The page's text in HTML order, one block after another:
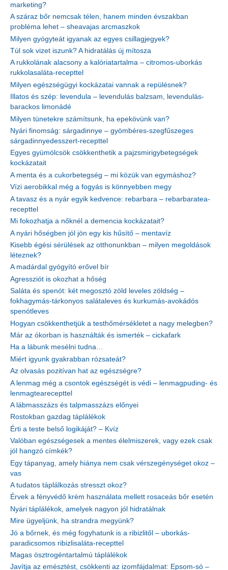
marketing?
A száraz bőr nemcsak télen, hanem minden évszakban
probléma lehet – sheavajas arcmaszkok
Milyen gyógyteát igyanak az egyes csillagjegyek?
Túl sok vizet iszunk? A hidratálás új mítosza
A rukkolának alacsony a kalóriatartalma – citromos-uborkás
rukkolasaláta-recepttel
Milyen egészségügyi kockázatai vannak a repülésnek?
Illatos és szép: levendula – levendulás balzsam, levendulás-
barackos limonádé
Milyen tünetekre számítsunk, ha epekövünk van?
Nyári finomság: sárgadinnye – gyömbéres-szegfűszeges
sárgadinnyedesszert-recepttel
Egyes gyümölcsök csökkenthetik a pajzsmirigybetegségek
kockázatait
A menta és a cukorbetegség – mi közük van egymáshoz?
Vízi aerobikkal még a fogyás is könnyebben megy
A tavasz és a nyár egyik kedvence: rebarbara – rebarbaratea-
recepttel
Mi fokozhatja a nőknél a demencia kockázatait?
A nyári hőségben jól jön egy kis hűsítő – mentavíz
Kisebb égési sérülések az otthonunkban – milyen megoldások
léteznek?
A madárdal gyógyító erővel bír
Agressziót is okozhat a hőség
Saláta és spenót: két megosztó zöld leveles zöldség –
fokhagymás-tárkonyos salátaleves és kurkumás-avokádós
spenótleves
Hogyan csökkenthetjük a testhőmérsékletet a nagy melegben?
Már az ókorban is használták és ismerték – cickafark
Ha a lábunk mesélni tudna…
Miért igyunk gyakrabban rózsateát?
Az olvasás pozitívan hat az egészségre?
A lenmag még a csontok egészségét is védi – lenmagpuding- és
lenmagtearecepttel
A lábmasszázs és talpmasszázs előnyei
Rostokban gazdag táplálékok
Érti a teste belső logikáját? – Kvíz
Valóban egészségesek a mentes élelmiszerek, vagy ezek csak
jól hangzó címkék?
Egy tápanyag, amely hiánya nem csak vérszegénységet okoz –
vas
A tudatos táplálkozás stresszt okoz?
Érvek a fényvédő krém használata mellett rosaceás bőr esetén
Nyári táplálékok, amelyek nagyon jól hidratálnak
Mire ügyeljünk, ha strandra megyünk?
Jó a bőrnek, és még fogyhatunk is a ribizlitől – uborkás-
paradicsomos ribizlisaláta-recepttel
Magas ösztrogéntartalmú táplálékok
Javítja az emésztést, csökkenti az izomfájdalmat: Epsom-só –